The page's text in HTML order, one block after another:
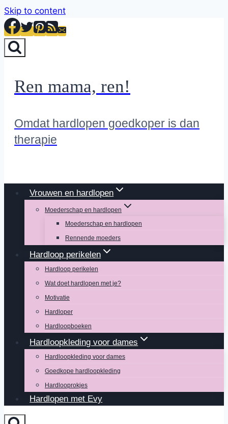
Skip to content
Ren mama, ren!
Omdat hardlopen goedkoper is dan
therapie
Vrouwen en hardlopen
Moederschap en hardlopen
Moederschap en hardlopen
Rennende moeders
Hardloop perikelen
Hardloop perikelen
Wat doet hardlopen met je?
Motivatie
Hardloper
Hardloopboeken
Hardloopkleding voor dames
Hardloopkleding voor dames
Goedkope hardloopkleding
Hardlooprokjes
Hardlopen met Evy